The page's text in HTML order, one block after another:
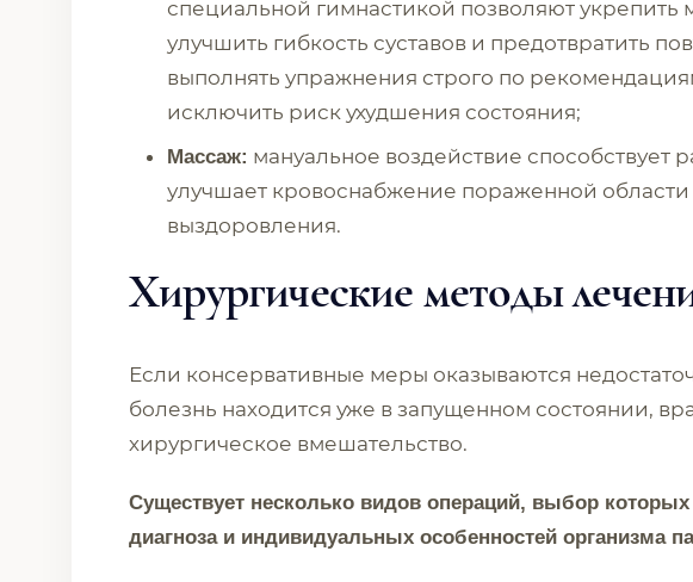
специальной гимнастикой позволяют
улучшить гибкость суставов и предотвратить
выполнять упражнения строго по
исключить риск ухудшения состояния;
Массаж: мануальное воздействие
улучшает кровоснабжение пораженной области
выздоровления.
Хирургические методы
Если консервативные меры оказываются
болезнь находится уже в запущенном состоянии,
хирургическое вмешательство.
Существует несколько видов операций, выбор которых
диагноза и индивидуальных особенностей организма